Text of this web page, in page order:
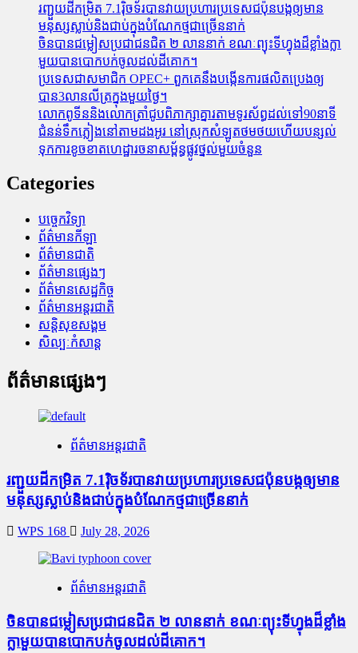
រញ្ជួយដីកម្រិត​ 7.1រ៉ិចទ័របានវាយប្រហារប្រទេសជប៉ុនបង្កឲ្យមាន
មនុស្សស្លាប់​និង​ជាប់ក្នុងបំណែកថ្មជាច្រើននាក់
ចិនបានជម្លៀសប្រជាជនជិត ២ លាននាក់ ខណៈព្យុះទីហ្វុងដ៏ខ្លាំងក្លា
មួយបានបោកបក់ចូលដល់ដីគោក។
ប្រទេសជាសមាជិក OPEC+​ ពួកគេនឹងបង្កើនការផលិតប្រេងឲ្យ
បាន3លានលីត្រក្នុងមួយថ្ងៃ។
លោកពូទីននិងលោកត្រាំជូបពិភាក្សាគ្នារតាមទូរស័ព្ធដល់ទៅ90នាទី
ជំនន់​ទឹកភ្លៀង​នៅ​តាម​ដងអូរ​ នៅ​ស្រុក​សំឡូត​ថមថយ​ហើយ​បន្សល់​
ទុក​ការ​ខូចខាត​ហេដ្ឋារចនាសម្ព័ន្ធ​ផ្លូវថ្នល់​មួយ​ចំនួន
Categories
បច្ចេកវិទ្យា
ព័ត៌មានកីឡា
ព័ត៌មានជាតិ
ព័ត៌មានផ្សេងៗ
ព័ត៌មានសេដ្ឋកិច្ច
ព័ត៌មានអន្តរជាតិ
សន្តិសុខសង្គម
សិល្បៈកំសាន្ត
ព័ត៌មានផ្សេងៗ
ព័ត៌មានអន្តរជាតិ
រញ្ជួយដីកម្រិត​ 7.1រ៉ិចទ័របានវាយប្រហារប្រទេសជប៉ុនបង្កឲ្យមាន
មនុស្សស្លាប់​និង​ជាប់ក្នុងបំណែកថ្មជាច្រើននាក់
WPS 168 July 28, 2026
ព័ត៌មានអន្តរជាតិ
ចិនបានជម្លៀសប្រជាជនជិត ២ លាននាក់ ខណៈព្យុះទីហ្វុងដ៏ខ្លាំង
ក្លាមួយបានបោកបក់ចូលដល់ដីគោក។